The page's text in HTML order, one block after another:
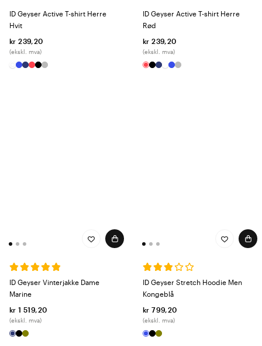
ID Geyser Active T-shirt Herre
Hvit
kr 239,20
(ekskl. mva)
ID Geyser Active T-shirt Herre
Rød
kr 239,20
(ekskl. mva)
ID Geyser Vinterjakke Dame
Marine
kr 1 519,20
(ekskl. mva)
ID Geyser Stretch Hoodie Men
Kongeblå
kr 799,20
(ekskl. mva)